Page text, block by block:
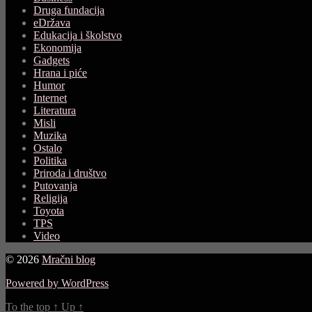
Druga fundacija
eDržava
Edukacija i školstvo
Ekonomija
Gadgets
Hrana i piće
Humor
Internet
Literatura
Misli
Muzika
Ostalo
Politika
Priroda i društvo
Putovanja
Religija
Toyota
TPS
Video
© 2026 Mračni blog
Powered by WordPress
To the top ↑ Up ↑